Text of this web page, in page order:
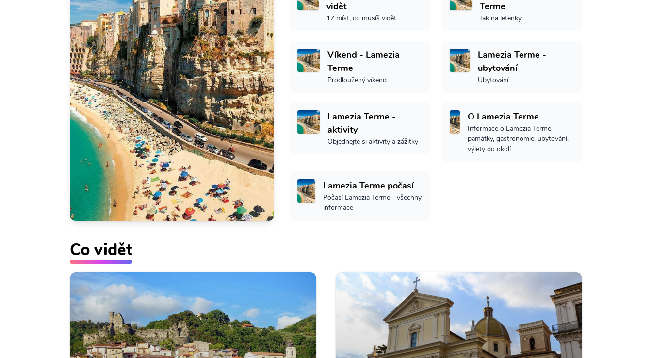
vidět
17 míst, co musíš vidět
Terme
Jak na letenky
Víkend - Lamezia
Terme
Prodloužený víkend
Lamezia Terme -
ubytování
Ubytování
Lamezia Terme -
aktivity
Objednejte si aktivity a zážitky
O Lamezia Terme
Informace o Lamezia Terme -
památky, gastronomie, ubytování,
výlety do okolí
Lamezia Terme počasí
Počasí Lamezia Terme - všechny
informace
Co vidět